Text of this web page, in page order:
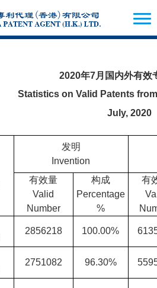
2020年7月国内外有效
Statistics on Valid Patents
July, 2020
发明
Invention
有效量
Valid
Number
构成
Percentage
%
有
2856218 100.00%
2751082 96.30%